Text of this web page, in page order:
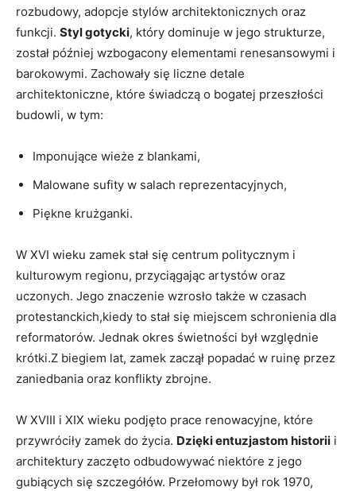
rozbudowy, adopcje stylów architektonicznych oraz
funkcji. Styl gotycki, który dominuje w jego strukturze,
został później wzbogacony elementami renesansowymi i
barokowymi. Zachowały się liczne detale
architektoniczne, które świadczą o bogatej przeszłości
budowli, w tym:
Imponujące wieże z blankami,
Malowane sufity w salach reprezentacyjnych,
Piękne krużganki.
W XVI wieku zamek stał się centrum politycznym i
kulturowym regionu, przyciągając artystów oraz
uczonych. Jego znaczenie wzrosło także w czasach
protestanckich,kiedy to stał się miejscem schronienia dla
reformatorów. Jednak okres świetności był względnie
krótki.Z biegiem lat, zamek zaczął popadać w ruinę przez
zaniedbania oraz konflikty zbrojne.
W XVIII i XIX wieku podjęto prace renowacyjne, które
przywróciły zamek do życia. Dzięki entuzjastom historii i
architektury zaczęto odbudowywać niektóre z jego
gubiących się szczegółów. Przełomowy był rok 1970,